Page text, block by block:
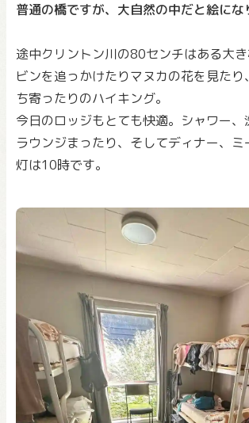
普通の橋ですが、大自然の中だと絵にな
途中クリントン川の80センチはある大
ビンを追っかけたりマヌカの花を見た
ち寄ったりのハイキング。
今日のロッジもとても快適。シャワー、
ラウンジまったり、そしてディナー、
灯は10時です。